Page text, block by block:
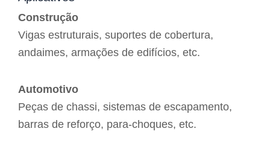
Construção
Vigas estruturais, suportes de cobertura,
andaimes, armações de edifícios, etc.
Automotivo
Peças de chassi, sistemas de escapamento,
barras de reforço, para-choques, etc.